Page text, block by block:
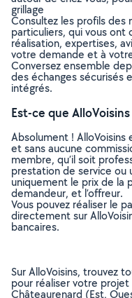
grillage
Consultez les profils des
particuliers, qui vous
réalisation, expertises,
votre demande et à
Conversez ensemble
des échanges sécurisés
intégrés.
Est-ce que
Absolument !
et sans aucune
membre, qu’il soit
prestation de service ou
uniquement le prix de la
demandeur, et l’offreur.
Vous pouvez réaliser le
directement sur
bancaires.
Sur AlloVoisins, trouvez
pour réaliser votre
Châteaurenard (Est,